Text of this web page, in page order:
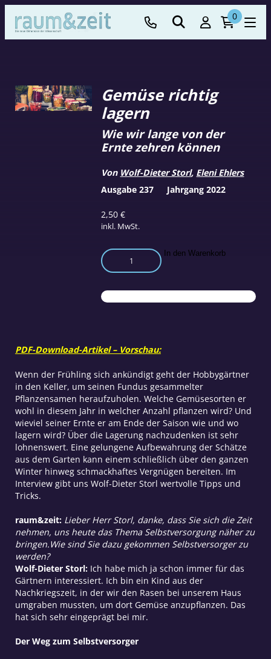
0
Gemüse richtig
lagern
2,50€
inkl. MwSt.
Wie wir lange von der
Ernte zehren können
Von Wolf-Dieter Storl, Eleni Ehlers
Gemüse
richtig
Menge
In den Warenkorb
Ausgabe 237 Jahrgang 2022
PDF-Download-Artikel – Vorschau:
Wenn der Frühling sich ankündigt geht der Hobbygärtner
in den Keller, um seinen Fundus gesammelter
Pflanzensamen heraufzuholen. Welche Gemüsesorten er
wohl in diesem Jahr in welcher Anzahl pflanzen wird? Und
wieviel seiner Ernte er am Ende der Saison wie und wo
lagern wird? Über die Lagerung nachzudenken ist sehr
lohnenswert. Eine gelungene Aufbewahrung der Schätze
aus dem Garten kann einem schließlich über den ganzen
Winter hinweg schmackhaftes Vergnügen bereiten. Im
Interview gibt uns Wolf-Dieter Storl wertvolle Tipps und
Tricks.
raum&zeit: Lieber Herr Storl, danke, dass Sie sich die Zeit
nehmen, uns heute das Thema Selbstversorgung näher zu
bringen.Wie sind Sie dazu gekommen Selbstversorger zu
werden?
Wolf-Dieter Storl:Ich habe mich ja schon immer für das
Gärtnern interessiert. Ich bin ein Kind aus der
Nachkriegszeit, in der wir den Rasen bei unserem Haus
umgraben mussten, um dort Gemüse anzupflanzen. Das
hat sich sehr eingeprägt bei mir.
Der Weg zum Selbstversorger